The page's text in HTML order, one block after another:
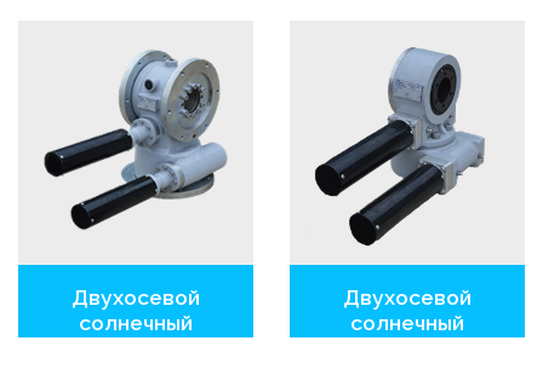
Двухосевой
солнечный
Двухосевой
солнечный